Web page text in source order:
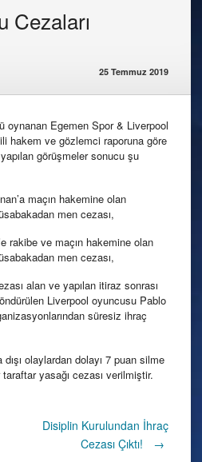
Cezaları
25 Temmuz 2019
oynanan Egemen Spor & Liverpool
hakem ve gözlemci raporuna göre
görüşmeler sonucu şu
maçın hakemine olan
men cezası,
rakibe ve maçın hakemine olan
men cezası,
alan ve yapılan itiraz sonrası
Liverpool oyuncusu Pablo
süresiz ihraç
olaylardan dolayı 7 puan silme
yasağı cezası verilmiştir.
Disiplin Kurulundan İhraç
Cezası Çıktı!
→